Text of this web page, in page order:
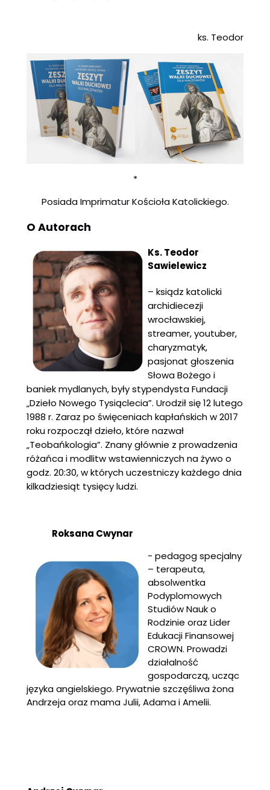
ks. Teodor
*
Posiada Imprimatur Kościoła Katolickiego.
O Autorach
Ks. Teodor
Sawielewicz
– ksiądz katolicki
archidiecezji
wrocławskiej,
streamer, youtuber,
charyzmatyk,
pasjonat głoszenia
Słowa Bożego i
baniek mydlanych, były stypendysta Fundacji
„Dzieło Nowego Tysiąclecia”. Urodził się 12 lutego
1988 r. Zaraz po święceniach kapłańskich w 2017
roku rozpoczął dzieło, które nazwał
„Teobańkologia”. Znany głównie z prowadzenia
różańca i modlitw wstawienniczych na żywo o
godz. 20:30, w których uczestniczy każdego dnia
kilkadziesiąt tysięcy ludzi.
Roksana Cwynar
- pedagog specjalny
– terapeuta,
absolwentka
Podyplomowych
Studiów Nauk o
Rodzinie oraz Lider
Edukacji Finansowej
CROWN. Prowadzi
działalność
gospodarczą, ucząc
języka angielskiego. Prywatnie szczęśliwa żona
Andrzeja oraz mama Julii, Adama i Amelii.